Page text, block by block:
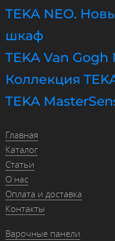
TEKA NEO.
шкаф
TEKA Van
Коллекция
TEKA
Главная
Каталог
Статьи
О нас
Оплата и доставка
Контакты
Варочные панели